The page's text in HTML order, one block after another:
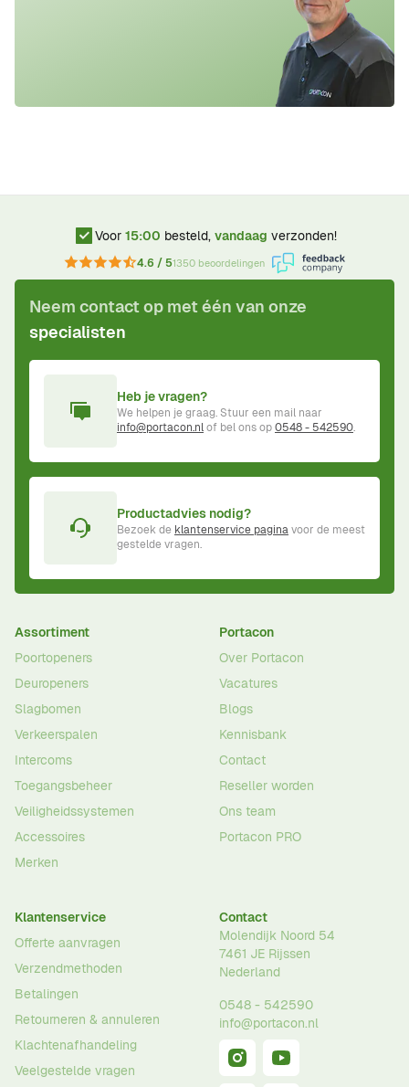
Voor 15:00 besteld, vandaag verzonden!
4.6 / 51350 beoordelingen
Neem contact op met één van onze
specialisten
Heb je vragen?
We helpen je graag. Stuur een mail naar
info@portacon.nlof bel ons op0548 - 542590.
Productadvies nodig?
Bezoek de klantenservice paginavoor de meest
gestelde vragen.
Assortiment
Poortopeners
Deuropeners
Slagbomen
Verkeerspalen
Intercoms
Toegangsbeheer
Veiligheidssystemen
Accessoires
Merken
Portacon
Over Portacon
Vacatures
Blogs
Kennisbank
Contact
Reseller worden
Ons team
Portacon PRO
Klantenservice
Offerte aanvragen
Verzendmethoden
Betalingen
Retourneren & annuleren
Klachtenafhandeling
Veelgestelde vragen
Contact
Molendijk Noord 54
7461 JE Rijssen
Nederland
0548 - 542590
info@portacon.nl